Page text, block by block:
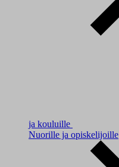
ja kouluille
Nuorille ja opiskelijoille